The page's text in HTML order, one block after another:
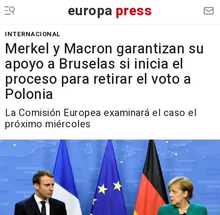
europa press
INTERNACIONAL
Merkel y Macron garantizan su
apoyo a Bruselas si inicia el
proceso para retirar el voto a
Polonia
La Comisión Europea examinará el caso el
próximo miércoles